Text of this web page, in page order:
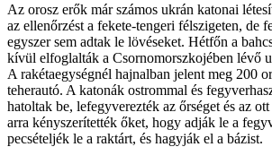
Az orosz erők már számos ukrán katonai
az ellenőrzést a fekete-tengeri félszigeten, de
egyszer sem adtak le lövéseket. Hétfőn a
kívül elfoglalták a Csornomorszkojében lévő
A rakétaegységnél hajnalban jelent meg 200
teherautó. A katonák ostrommal és
hatoltak be, lefegyverezték az őrséget és az
arra kényszerítették őket, hogy adják le a
pecsételjék le a raktárt, és hagyják el a bázist.